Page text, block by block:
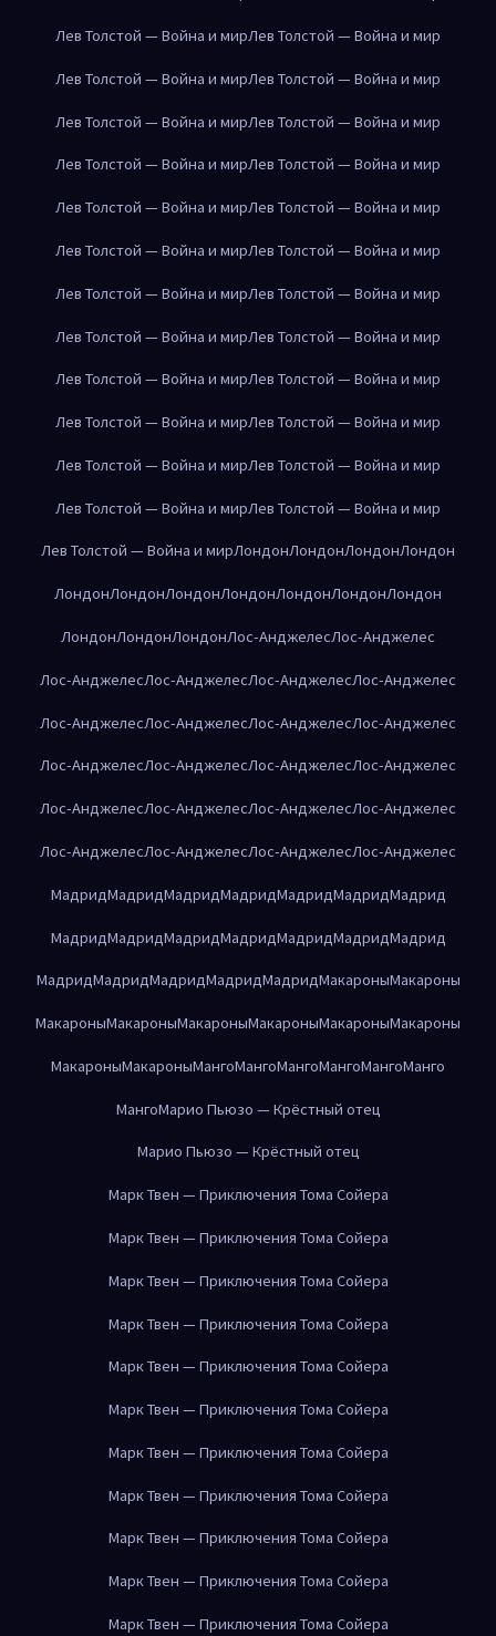
Лев Толстой — Война и мирЛев Толстой — Война и мир
Лев Толстой — Война и мирЛев Толстой — Война и мир
Лев Толстой — Война и мирЛев Толстой — Война и мир
Лев Толстой — Война и мирЛев Толстой — Война и мир
Лев Толстой — Война и мирЛев Толстой — Война и мир
Лев Толстой — Война и мирЛев Толстой — Война и мир
Лев Толстой — Война и мирЛев Толстой — Война и мир
Лев Толстой — Война и мирЛев Толстой — Война и мир
Лев Толстой — Война и мирЛев Толстой — Война и мир
Лев Толстой — Война и мирЛев Толстой — Война и мир
Лев Толстой — Война и мирЛев Толстой — Война и мир
Лев Толстой — Война и мирЛев Толстой — Война и мир
Лев Толстой — Война и мирЛондонЛондонЛондонЛондон
ЛондонЛондонЛондонЛондонЛондонЛондонЛондон
ЛондонЛондонЛондонЛос-АнджелесЛос-Анджелес
Лос-АнджелесЛос-АнджелесЛос-АнджелесЛос-Анджелес
Лос-АнджелесЛос-АнджелесЛос-АнджелесЛос-Анджелес
Лос-АнджелесЛос-АнджелесЛос-АнджелесЛос-Анджелес
Лос-АнджелесЛос-АнджелесЛос-АнджелесЛос-Анджелес
Лос-АнджелесЛос-АнджелесЛос-АнджелесЛос-Анджелес
МадридМадридМадридМадридМадридМадридМадрид
МадридМадридМадридМадридМадридМадридМадрид
МадридМадридМадридМадридМадридМакароныМакароны
МакароныМакароныМакароныМакароныМакароныМакароны
МакароныМакароныМангоМангоМангоМангоМангоМанго
МангоМарио Пьюзо — Крёстный отец
Марио Пьюзо — Крёстный отец
Марк Твен — Приключения Тома Сойера
Марк Твен — Приключения Тома Сойера
Марк Твен — Приключения Тома Сойера
Марк Твен — Приключения Тома Сойера
Марк Твен — Приключения Тома Сойера
Марк Твен — Приключения Тома Сойера
Марк Твен — Приключения Тома Сойера
Марк Твен — Приключения Тома Сойера
Марк Твен — Приключения Тома Сойера
Марк Твен — Приключения Тома Сойера
Марк Твен — Приключения Тома Сойера